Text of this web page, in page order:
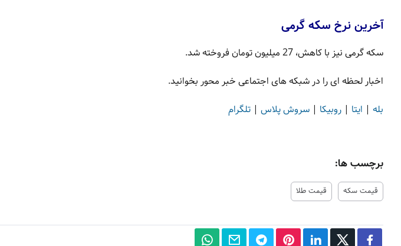
آخرین نرخ سکه گرمی
سکه گرمی نیز با کاهش، 27 میلیون تومان فروخته شد.
اخبار لحظه ای را در شبکه های اجتماعی خبر محور بخوانید.
بله | ایتا | روبیکا | سروش پلاس | تلگرام
برچسب ها:
قیمت سکه قیمت طلا